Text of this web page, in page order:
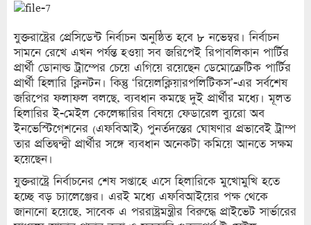
যুক্তরাষ্ট্রের প্রেসিডেন্ট নির্বাচন অনুষ্ঠিত হবে ৮ নভেম্বর। নির্বাচন
সামনে রেখে এখন পর্যন্ত হওয়া সব জরিপেই রিপাবলিকান পার্টির
প্রার্থী ডোনাল্ড ট্রাম্পের চেয়ে এগিয়ে রয়েছেন ডেমোক্রেটিক পার্টির
প্রার্থী হিলারি ক্লিনটন। কিন্তু ‘রিয়েলক্লিয়ারপলিটিকস’-এর সর্বশেষ
জরিপের ফলাফল বলছে, ব্যবধান কমছে দুই প্রার্থীর মধ্যে। মূলত
হিলারির ই-মেইল কেলেঙ্কারির বিষয়ে ফেডারেল ব্যুরো অব
ইনভেস্টিগেশনের (এফবিআই) পুনর্তদন্তের ঘোষণার প্রভাবেই ট্রাম্প
তার প্রতিদ্বন্দ্বী প্রার্থীর সঙ্গে ব্যবধান অনেকটা কমিয়ে আনতে সক্ষম
হয়েছেন।
যুক্তরাষ্ট্রে নির্বাচনের শেষ সপ্তাহে এসে হিলারিকে মুখোমুখি হতে
হচ্ছে বড় চ্যালেঞ্জের। এরই মধ্যে এফবিআইয়ের পক্ষ থেকে
জানানো হয়েছে, সাবেক এ পররাষ্ট্রমন্ত্রীর বিরুদ্ধে প্রাইভেট সার্ভারের